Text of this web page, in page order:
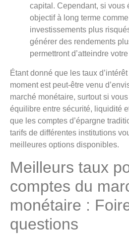
capital. Cependant, si vous
objectif à long terme
investissements plus
générer des rendements
permettront d’atteindre
Étant donné que les taux
moment est peut-être venu
marché monétaire, surtout si
équilibre entre sécurité, liquidité
que les comptes d’épargne
tarifs de différentes institutions
meilleures options disponibles.
Meilleurs taux
comptes du
monétaire :
questions